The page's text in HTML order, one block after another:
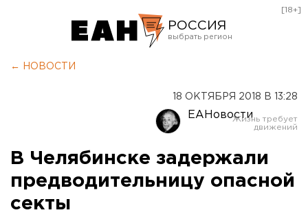
РОССИЯ
Оренбург
[18+]
← НОВОСТИ
18 ОКТЯБРЯ 2018 В 13:28
ЕАНовости
В Челябинске задержали
предводительницу опасной
секты